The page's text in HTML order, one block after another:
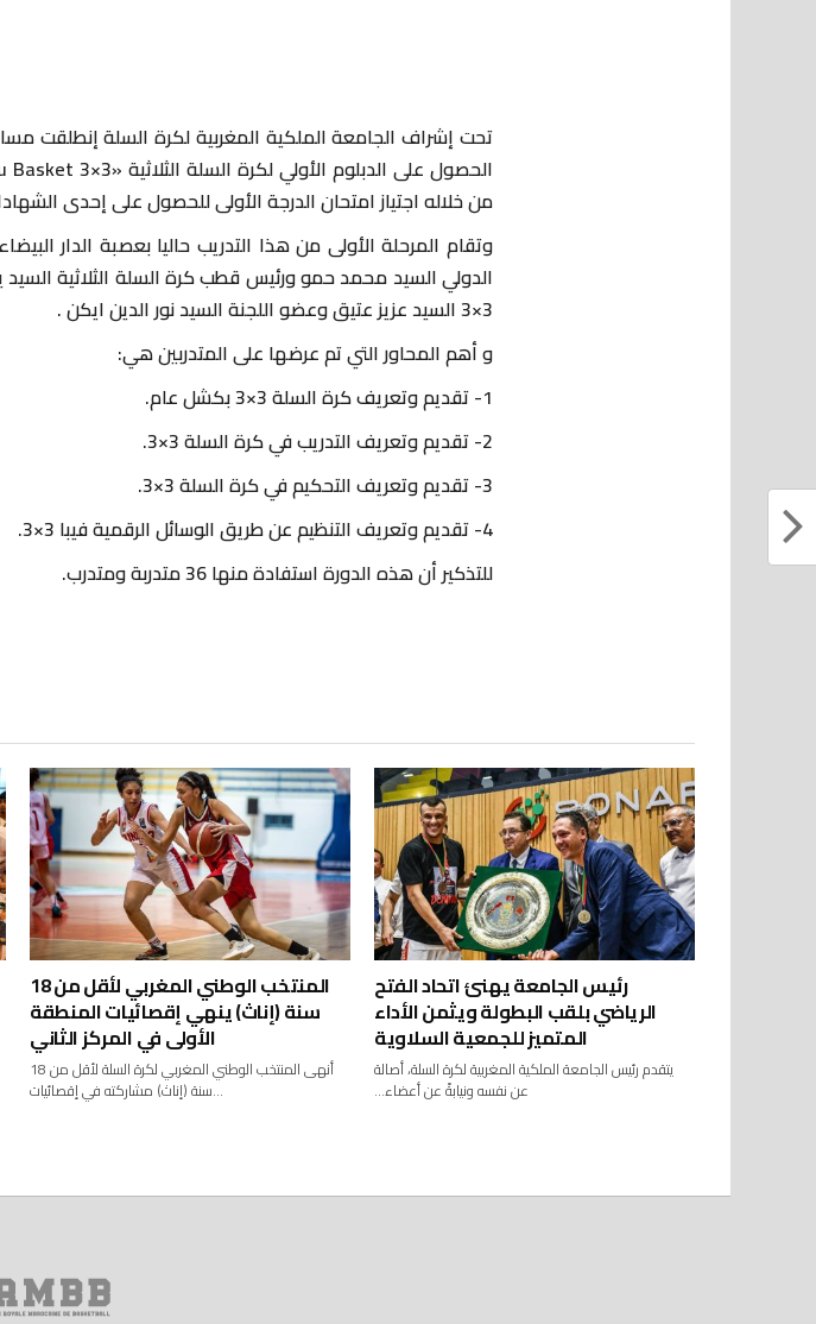
من خلاله اجتياز امتحان الدرجة الأولى للحصول على إحدى
وتقام المرحلة الأولى من هذا التدريب حاليا بعصبة الدار
الدولي السيد محمد حمو ورئيس قطب كرة السلة الثلاثية
3×3 السيد عزيز عتيق وعضو اللجنة السيد نور الدين ايكن .
و أهم المحاور التي تم عرضها على المتدربين هي:
1- تقديم وتعريف كرة السلة 3×3 بكشل عام.
2- تقديم وتعريف التدريب في كرة السلة 3×3.
3- تقديم وتعريف التحكيم في كرة السلة 3×3.
4- تقديم وتعريف التنظيم عن طريق الوسائل الرقمية فيبا 3×3.
للتذكير أن هذه الدورة استفادة منها 36 متدربة ومتدرب.
المنتخب الوطني المغربي لأقل من 18
سنة (إناث) ينهي إقصائيات المنطقة
الأولى في المركز الثاني
أنهى المنتخب الوطني المغربي لكرة السلة لأقل من 18
سنة (إناث) مشاركته في إقصائيات...
رئيس الجامعة يهنئ اتحاد الفتح
الرياضي بلقب البطولة ويثمن الأداء
المتميز للجمعية السلاوية
عن نفسه ونيابةً عن أعضاء...